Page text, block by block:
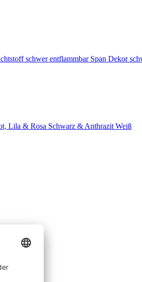
schwer entflammbar Span Dekor
Lila & Rosa Schwarz & Anthrazit Weiß